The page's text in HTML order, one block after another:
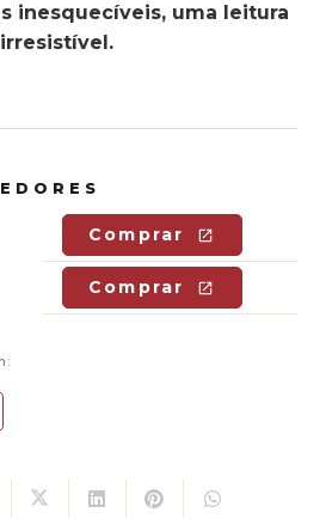
inesquecíveis, uma leitura
Comprar
Comprar